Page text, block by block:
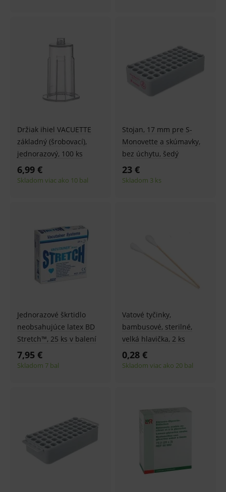
Držiak ihiel VACUETTE
základný (šrobovací),
jednorazový, 100 ks
6,99 €
Skladom viac ako 10 bal
Stojan, 17 mm pre S-
Monovette a skúmavky,
bez úchytu, šedý
23 €
Skladom 3 ks
Jednorazové škrtidlo
neobsahujúce latex BD
Stretch™, 25 ks v balení
7,95 €
Skladom 7 bal
Vatové tyčinky,
bambusové, sterilné,
velká hlavička, 2 ks
0,28 €
Skladom viac ako 20 bal